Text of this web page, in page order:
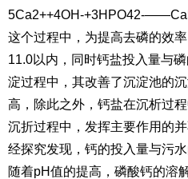
5Ca2++4OH-+3HPO42-
这个过程中，为提高去磷的效
11.0以内，同时钙盐投入量与
淀过程中，其改善了沉淀池的
高，除此之外，钙盐在沉析过
沉折过程中，发挥主要作用的
经探究发现，钙的投入量与污
随着pH值的提高，磷酸钙的溶